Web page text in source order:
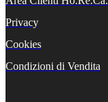
Privacy
Cookies
Condizioni di Vendita